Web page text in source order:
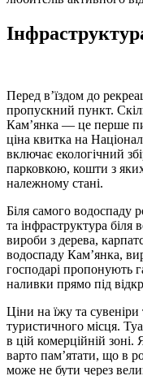
Перед в’їздом до
пропускний пункт.
Кам’янка — це перше
ціна квитка на
включає екологічний
парковкою, кошти з
належному стані.
Біля самого водоспаду
та інфраструктура
вироби з дерева,
водоспаду Кам’янка,
господарі пропонують
наливки прямо під
Ціни на їжу та сувеніри
туристичного місця.
в цій комерційній
варто пам’ятати, що в
може не бути через